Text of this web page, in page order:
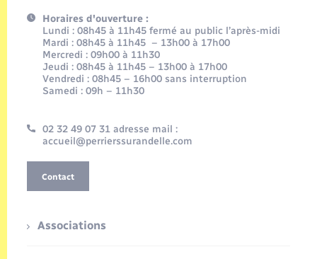
Horaires d'ouverture :
Lundi : 08h45 à 11h45 fermé au public l’après-midi
Mardi : 08h45 à 11h45 – 13h00 à 17h00
Mercredi : 09h00 à 11h30
Jeudi : 08h45 à 11h45 – 13h00 à 17h00
Vendredi : 08h45 – 16h00 sans interruption
Samedi : 09h – 11h30
02 32 49 07 31 adresse mail :
accueil@perrierssurandelle.com
Contact
Associations